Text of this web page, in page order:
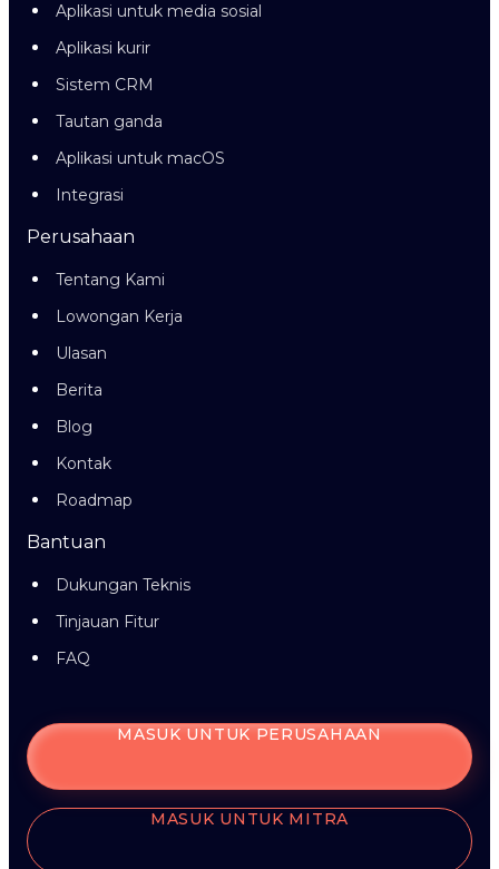
Aplikasi untuk media sosial
Aplikasi kurir
Sistem CRM
Tautan ganda
Aplikasi untuk macOS
Integrasi
Perusahaan
Tentang Kami
Lowongan Kerja
Ulasan
Berita
Blog
Kontak
Roadmap
Bantuan
Dukungan Teknis
Tinjauan Fitur
FAQ
MASUK UNTUK PERUSAHAAN
MASUK UNTUK MITRA